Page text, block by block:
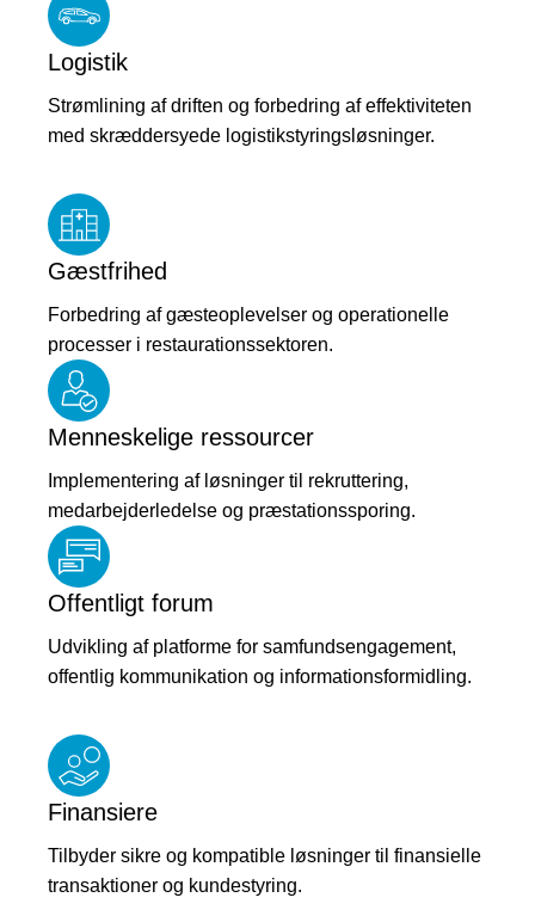
Logistik
Strømlining af driften og forbedring af effektiviteten
med skræddersyede logistikstyringsløsninger.
Gæstfrihed
Forbedring af gæsteoplevelser og operationelle
processer i restaurationssektoren.
Menneskelige ressourcer
Implementering af løsninger til rekruttering,
medarbejderledelse og præstationssporing.
Offentligt forum
Udvikling af platforme for samfundsengagement,
offentlig kommunikation og informationsformidling.
Finansiere
Tilbyder sikre og kompatible løsninger til finansielle
transaktioner og kundestyring.